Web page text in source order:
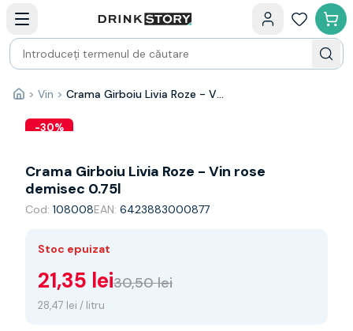
Bauturi fine — selectie
Produse Noi
Cosuri cadou
Pachete & Cadouri
Vin
Tamaioasa
Franta
Spania
Africa de Sud
Germania
Noua Zeelanda
Spumante
Acasă
> Vin > Crama Girboiu Livia Roze - Vin rose demisec 0.75l
-30%
Crama Girboiu Livia Roze - Vin rose
demisec 0.75l
Cod: 108008EAN: 6423883000877
Stoc epuizat
21,35 lei30,50 lei
28,47 lei / litru